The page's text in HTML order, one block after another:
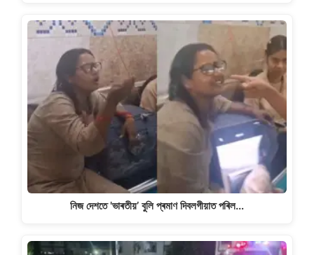
নিজ দেশতে 'ভাৰতীয়’ বুলি প্ৰমাণ দিবলগীয়াত পৰিল…